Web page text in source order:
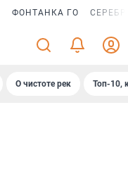
ФОНТАНКА ГО
О чистоте рек Топ-10,